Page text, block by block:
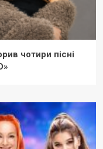
чотири пісні